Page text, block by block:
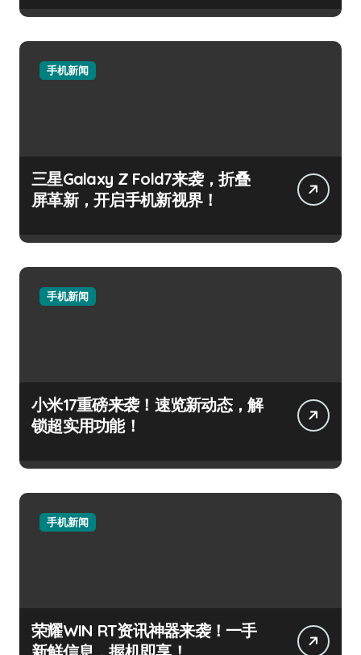
手机新闻
三星Galaxy Z Fold7来袭，折叠
屏革新，开启手机新视界！
手机新闻
小米17重磅来袭！速览新动态，解
锁超实用功能！
手机新闻
荣耀WIN RT资讯神器来袭！一手